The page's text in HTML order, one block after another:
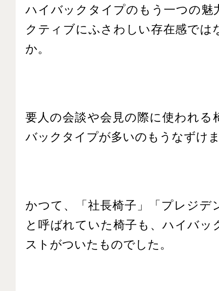
ハイバックタイプのもう一つの魅
クティブにふさわしい存在感では
か。
要人の会談や会見の際に使われる
バックタイプが多いのもうなずけ
かつて、「社長椅子」「プレジデ
と呼ばれていた椅子も、ハイバッ
ストがついたものでした。